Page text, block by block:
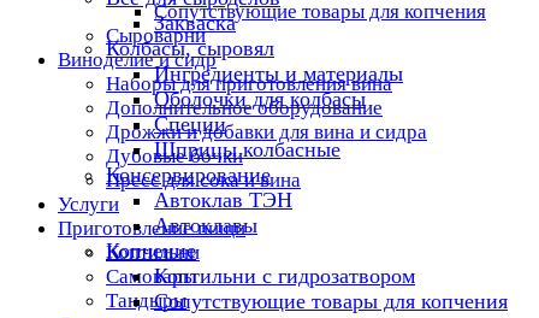
Сопутствующие товары для копчения
Сыроварни
Виноделие и сидр
Наборы для приготовления вина
Дополнительное оборудование
Дрожжи и добавки для вина и сидра
Дубовые бочки
Пресс для сока и вина
Услуги
Приготовление пищи
Коптильни
Самовары
Тандыры
Закваска
Колбасы, сыровял
Ингредиенты и материалы
Оболочки для колбасы
Специи
Шприцы колбасные
Консервирование
Автоклав ТЭН
Автоклавы
Копчение
Коптильни с гидрозатвором
Сопутствующие товары для копчения